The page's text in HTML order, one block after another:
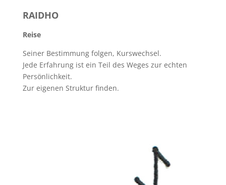
RAIDHO
Reise
Seiner Bestimmung folgen, Kurswechsel.
Jede Erfahrung ist ein Teil des Weges zur echten
Persönlichkeit.
Zur eigenen Struktur finden.